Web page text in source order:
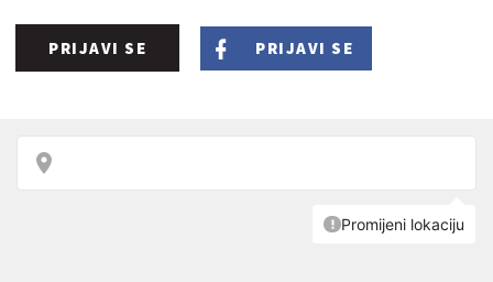
PRIJAVI SE PRIJAVI SE